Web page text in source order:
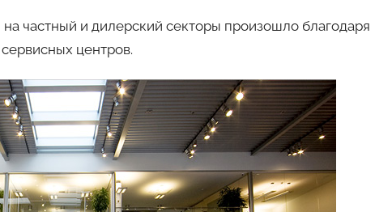
частный и дилерский секторы произошло благодаря
центров.